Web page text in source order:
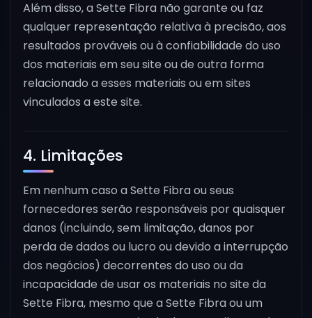
Além disso, a Sette Fibra não garante ou faz
qualquer representação relativa à precisão, aos
resultados prováveis ou à confiabilidade do uso
dos materiais em seu site ou de outra forma
relacionado a esses materiais ou em sites
vinculados a este site.
4. Limitações
Em nenhum caso a Sette Fibra ou seus
fornecedores serão responsáveis por quaisquer
danos (incluindo, sem limitação, danos por
perda de dados ou lucro ou devido a interrupção
dos negócios) decorrentes do uso ou da
incapacidade de usar os materiais no site da
Sette Fibra, mesmo que a Sette Fibra ou um